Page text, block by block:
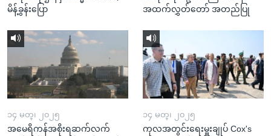
မိန့်ခွန်းပြော
အထက်လွှတ်တော် အတည်ပြု
၁၄ မတ္၊ ၂၀၂၅
အမေရိကန်အစိုးရဆက်လက်
၁၄ မတ္၊ ၂၀၂၅
ကုလအတွင်းရေးမှူးချုပ် Cox's